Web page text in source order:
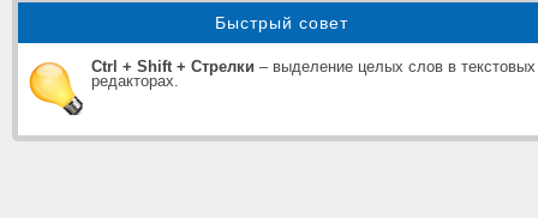
Быстрый совет
Ctrl + Shift + Стрелки – выделение целых слов в текстовых
редакторах.